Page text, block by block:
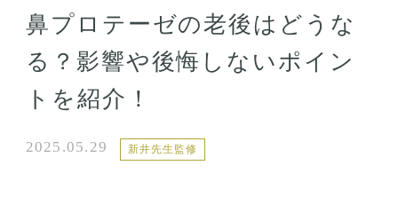
鼻プロテーゼの老後はどうな
る？影響や後悔しないポイン
トを紹介！
2025.05.29 新井先生監修